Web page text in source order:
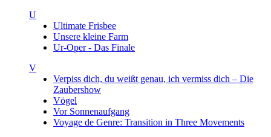
U
Ultimate Frisbee
Unsere kleine Farm
Ur-Oper - Das Finale
V
Verpiss dich, du weißt genau, ich vermiss dich – Die
Zaubershow
Vögel
Vor Sonnenaufgang
Voyage de Genre: Transition in Three Movements